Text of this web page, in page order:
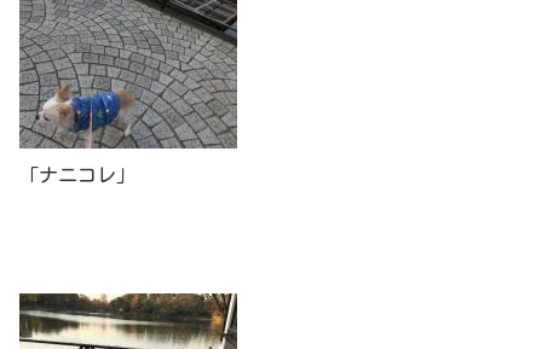
「ナニコレ」